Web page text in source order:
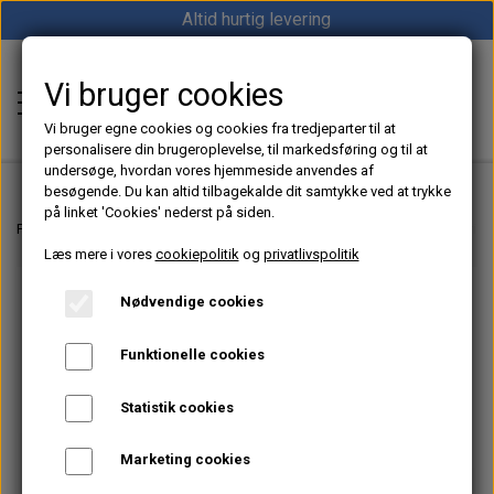
Altid hurtig levering
Shop12volt
Hjem
Autoterm dieselfyr
1852 Diesel Bådvarmer
Strøm
Vind/Sol
Forside
Vi bruger cookies
Vi bruger egne cookies og cookies fra tredjeparter til at
personalisere din brugeroplevelse, til markedsføring og til at
undersøge, hvordan vores hjemmeside anvendes af
besøgende. Du kan altid tilbagekalde dit samtykke ved at trykke
på linket 'Cookies' nederst på siden.
Læs mere i vores cookiepolitikog privatlivspolitik
Nødvendige cookies
Funktionelle cookies
Statistik cookies
Marketing cookies